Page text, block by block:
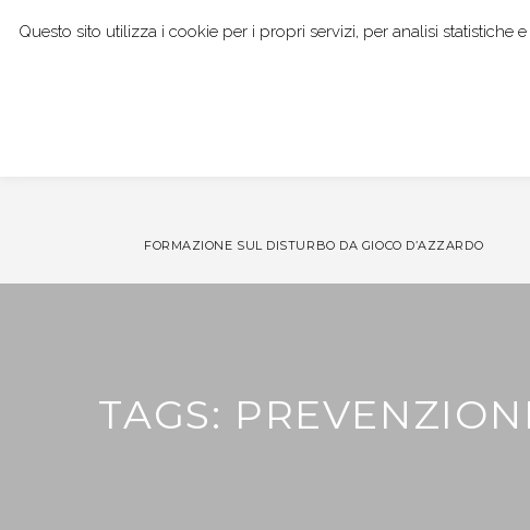
FORMAZIONE SUL DISTURBO DA GIOCO D’AZZARDO
TAGS:
Questo sito utilizza i cookie per i propri servizi, per analisi